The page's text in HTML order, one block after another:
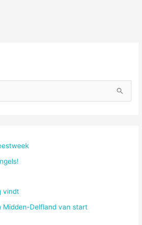
vindt
Midden-Delfland van start